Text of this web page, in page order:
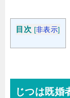
目次 [非表示]
じつは既婚